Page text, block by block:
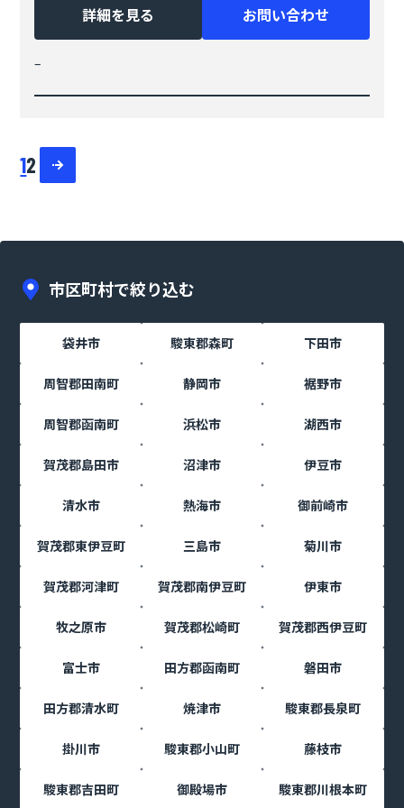
詳細を見る お問い合わせ
–
投
ー
ジ
送
12
市区町村で絞り込む
袋井市 駿東郡森町 下田市
周智郡田南町 静岡市 裾野市
周智郡函南町 浜松市 湖西市
賀茂郡島田市 沼津市 伊豆市
清水市 熱海市 御前崎市
賀茂郡東伊豆町 三島市 菊川市
賀茂郡河津町 賀茂郡南伊豆町 伊東市
牧之原市 賀茂郡松崎町 賀茂郡西伊豆町
富士市 田方郡函南町 磐田市
田方郡清水町 焼津市 駿東郡長泉町
掛川市 駿東郡小山町 藤枝市
駿東郡吉田町 御殿場市 駿東郡川根本町